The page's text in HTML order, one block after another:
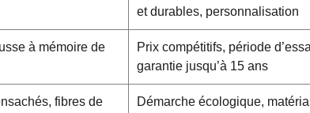
et durables, personnalisation
à mémoire de
Prix compétitifs, période
garantie jusqu’à 15 ans
fibres de
Démarche écologique,